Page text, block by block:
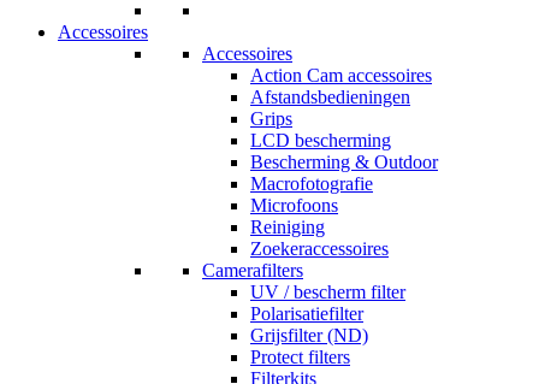
Accessoires
Accessoires
Action Cam accessoires
Afstandsbedieningen
Grips
LCD bescherming
Bescherming & Outdoor
Macrofotografie
Microfoons
Reiniging
Zoekeraccessoires
Camerafilters
UV / bescherm filter
Polarisatiefilter
Grijsfilter (ND)
Protect filters
Filterkits